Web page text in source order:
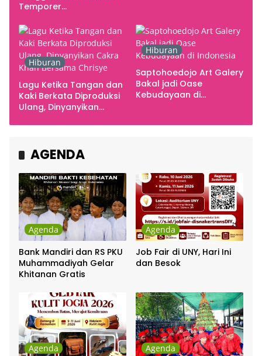
Temporer
Hiburan
Lagu Ketika Tangan dan
Kaki Berkata Diproduksi
Ulang, Dinyanyikan
Hiburan
Saptohoedojo Art Galery
Bakal jadi Oase
Kebudayaan di
AGENDA
Agenda
Bank Mandiri dan RS PKU
Muhammadiyah Gelar
Khitanan Gratis
Agenda
Job Fair di UNY, Hari Ini
dan Besok
Agenda Agenda